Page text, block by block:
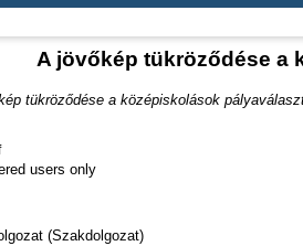
A jövőkép tükröződése a
tükröződése a középiskolások
users only
(Szakdolgozat)